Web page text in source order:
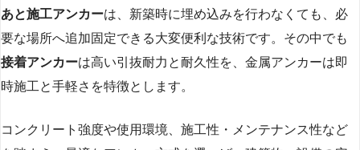
あと施工アンカーは、新築時に埋め込みを行わなくても、必
要な場所へ追加固定できる大変便利な技術です。その中でも
接着アンカーは高い引抜耐力と耐久性を、金属アンカーは即
時施工と手軽さを特徴とします。
コンクリート強度や使用環境、施工性・メンテナンス性など